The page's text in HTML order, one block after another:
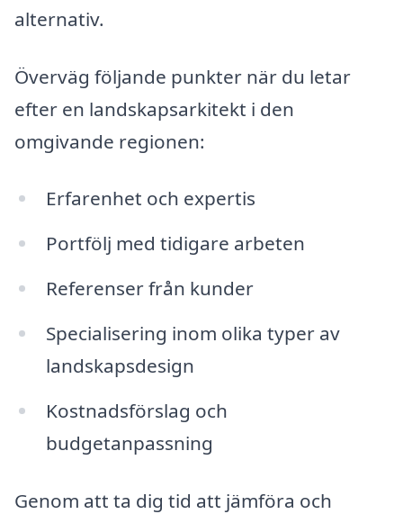
alternativ.
Överväg följande punkter när du letar
efter en landskapsarkitekt i den
omgivande regionen:
Erfarenhet och expertis
Portfölj med tidigare arbeten
Referenser från kunder
Specialisering inom olika typer av
landskapsdesign
Kostnadsförslag och
budgetanpassning
Genom att ta dig tid att jämföra och